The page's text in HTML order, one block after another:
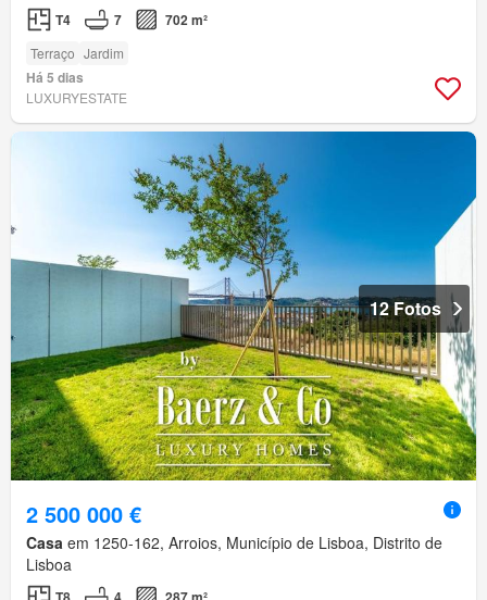
T4 7 702 m²
Terraço Jardim
Há 5 dias
LUXURYESTATE
12 Fotos
2 500 000 €
Casa em 1250-162, Arroios, Município de Lisboa, Distrito de
Lisboa